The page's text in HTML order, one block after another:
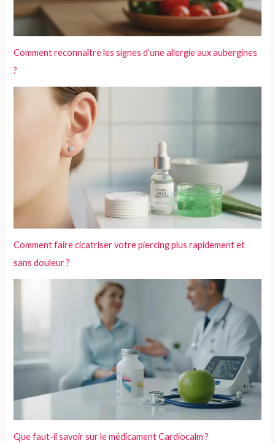
Comment reconnaître les signes d’une allergie aux aubergines
?
Comment faire cicatriser votre piercing plus rapidement et
sans douleur ?
Que faut-il savoir sur le médicament Cardiocalm ?